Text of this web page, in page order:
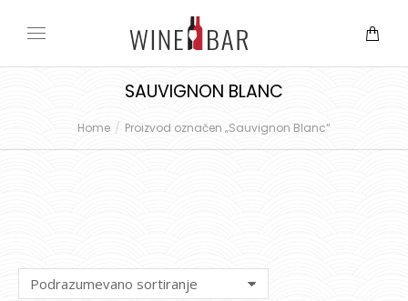
SAUVIGNON BLANC
You are here:
Home Proizvod označen „Sauvignon Blanc“